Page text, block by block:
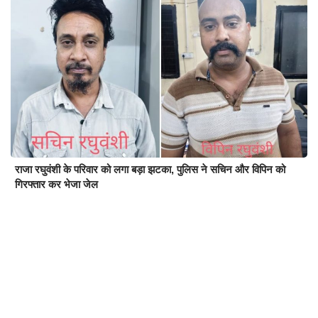
राजा रघुवंशी के परिवार को लगा बड़ा झटका, पुलिस ने सचिन और विपिन को
गिरफ्तार कर भेजा जेल